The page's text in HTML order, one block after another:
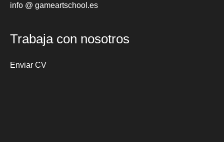
info @ gameartschool.es
Trabaja con nosotros
Enviar CV